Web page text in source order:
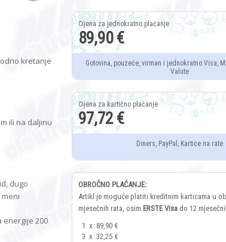
kretanje
ili na daljinu
dugo
energije 200
89,90 €
Gotovina, pouzeće, virman i jednokratno Visa,
Valute
97,72 €
Diners, PayPal, Kartice na rate
OBROČNO PLAĆANJE:
Artikl je moguće platiti kreditnim karticama u
mjesečnih rata, osim ERSTE Visa do 12
1 x 89,90 €
3 x 32,25 €